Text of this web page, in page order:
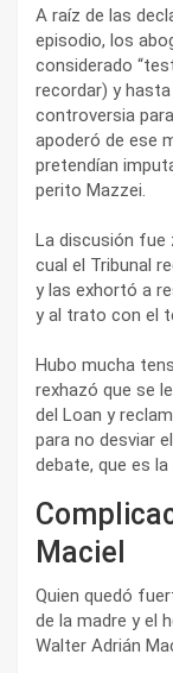
A raíz de las
episodio, los
considerado
recordar) y
controversia
apoderó de ese
pretendían
perito Mazzei.
La discusión fue
cual el Tribunal
y las exhortó a
y al trato con el
Hubo mucha
rexhazó que se
del Loan y
para no desviar
debate, que es
Maciel
Quien quedó
de la madre y el
Walter Adrián